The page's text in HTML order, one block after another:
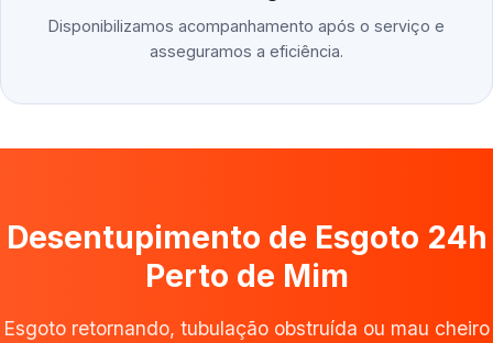
Disponibilizamos acompanhamento após o serviço e
asseguramos a eficiência.
Desentupimento de Esgoto 24h
Perto de Mim
Esgoto retornando, tubulação obstruída ou mau cheiro